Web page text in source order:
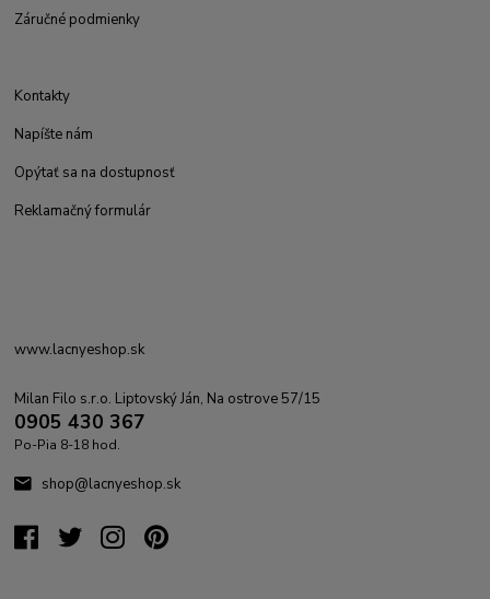
Záručné podmienky
Kontakty
Napíšte nám
Opýtať sa na dostupnosť
Reklamačný formulár
www.lacnyeshop.sk
Milan Filo s.r.o. Liptovský Ján, Na ostrove 57/15
0905 430 367
Po-Pia 8-18 hod.
shop@lacnyeshop.sk